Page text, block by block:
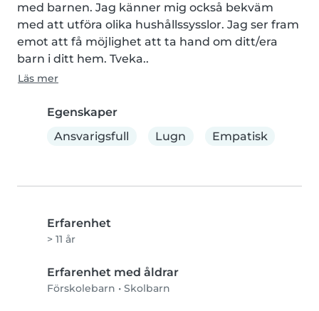
med barnen. Jag känner mig också bekväm
med att utföra olika hushållssysslor. Jag ser fram
emot att få möjlighet att ta hand om ditt/era
barn i ditt hem. Tveka..
Läs mer
Egenskaper
Ansvarigsfull
Lugn Empatisk
Erfarenhet
> 11 år
Erfarenhet med åldrar
Förskolebarn • Skolbarn